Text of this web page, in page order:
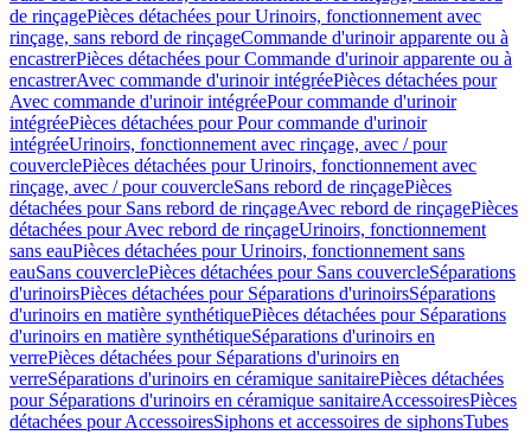
de rinçagePièces détachées pour Urinoirs, fonctionnement avec
rinçage, sans rebord de rinçageCommande d'urinoir apparente ou à
encastrerPièces détachées pour Commande d'urinoir apparente ou à
encastrerAvec commande d'urinoir intégréePièces détachées pour
Avec commande d'urinoir intégréePour commande d'urinoir
intégréePièces détachées pour Pour commande d'urinoir
intégréeUrinoirs, fonctionnement avec rinçage, avec / pour
couverclePièces détachées pour Urinoirs, fonctionnement avec
rinçage, avec / pour couvercleSans rebord de rinçagePièces
détachées pour Sans rebord de rinçageAvec rebord de rinçagePièces
détachées pour Avec rebord de rinçageUrinoirs, fonctionnement
sans eauPièces détachées pour Urinoirs, fonctionnement sans
eauSans couverclePièces détachées pour Sans couvercleSéparations
d'urinoirsPièces détachées pour Séparations d'urinoirsSéparations
d'urinoirs en matière synthétiquePièces détachées pour Séparations
d'urinoirs en matière synthétiqueSéparations d'urinoirs en
verrePièces détachées pour Séparations d'urinoirs en
verreSéparations d'urinoirs en céramique sanitairePièces détachées
pour Séparations d'urinoirs en céramique sanitaireAccessoiresPièces
détachées pour AccessoiresSiphons et accessoires de siphonsTubes